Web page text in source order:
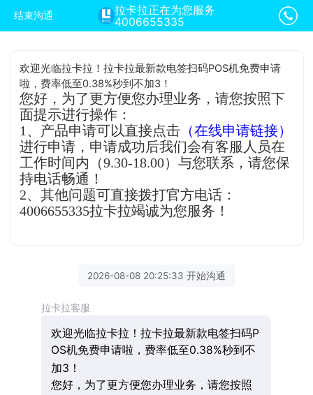
结束沟通
拉卡拉正在为您服务
4006655335
欢迎光临拉卡拉！拉卡拉最新款电签扫码POS机免费申请
啦，费率低至0.38%秒到不加3！
您好，为了更方便您办理业务，请您按照下
面提示进行操作：
1、产品申请可以直接点击 （在线申请链接）
进行申请，申请成功后我们会有客服人员在
工作时间内（9.30-18.00）与您联系，请您保
持电话畅通！
2、其他问题可直接拨打官方电话：
4006655335拉卡拉竭诚为您服务！
2026-08-08 20:25:33 开始沟通
拉卡拉客服
欢迎光临拉卡拉！拉卡拉最新款电签扫码P
OS机免费申请啦，费率低至0.38%秒到不
加3！
您好，为了更方便您办理业务，请您按照